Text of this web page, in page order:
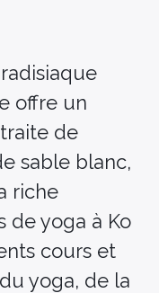
offre un
de
sable blanc,
riche
de yoga à Ko
cours et
yoga, de la